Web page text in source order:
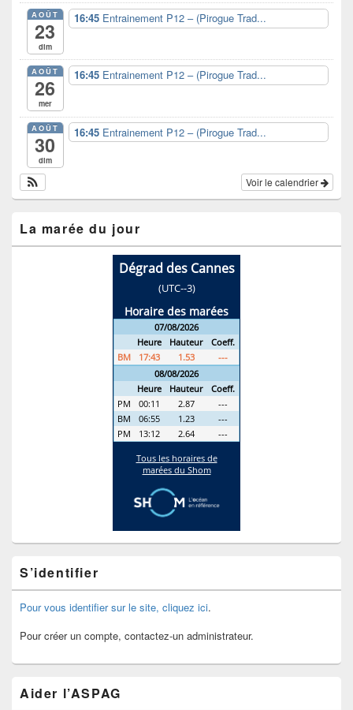
AOÛT
23
dim
16:45 Entrainement P12 – (Pirogue Trad...
AOÛT
26
mer
16:45 Entrainement P12 – (Pirogue Trad...
AOÛT
30
dim
16:45 Entrainement P12 – (Pirogue Trad...
Voir le calendrier
La marée du jour
S’identifier
Pour vous identifier sur le site, cliquez ici.
Pour créer un compte, contactez-un administrateur.
Aider l’ASPAG